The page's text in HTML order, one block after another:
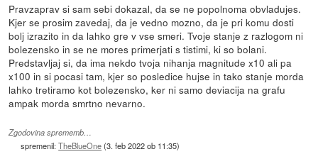
Pravzaprav si sam sebi dokazal, da se ne popolnoma obvladujes.
Kjer se prosim zavedaj, da je vedno mozno, da je pri komu dosti
bolj izrazito in da lahko gre v vse smeri. Tvoje stanje z razlogom ni
bolezensko in se ne mores primerjati s tistimi, ki so bolani.
Predstavljaj si, da ima nekdo tvoja nihanja magnitude x10 ali pa
x100 in si pocasi tam, kjer so posledice hujse in tako stanje morda
lahko tretiramo kot bolezensko, ker ni samo deviacija na grafu
ampak morda smrtno nevarno.
Zgodovina sprememb…
spremenil:TheBlueOne(3. feb 2022 ob 11:35)